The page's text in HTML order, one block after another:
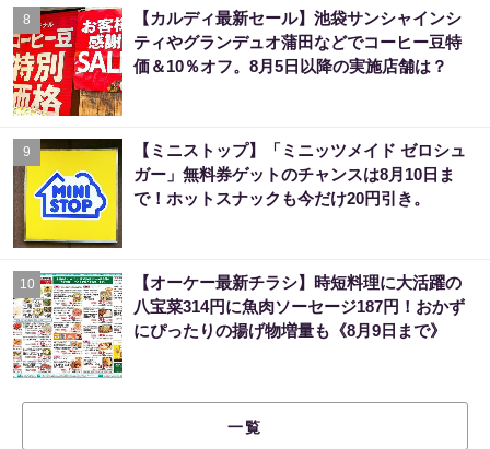
8
【カルディ最新セール】池袋サンシャインシ
ティやグランデュオ蒲田などでコーヒー豆特
価＆10％オフ。8月5日以降の実施店舗は？
9
【ミニストップ】「ミニッツメイド ゼロシュ
ガー」無料券ゲットのチャンスは8月10日ま
で！ホットスナックも今だけ20円引き。
10
【オーケー最新チラシ】時短料理に大活躍の
八宝菜314円に魚肉ソーセージ187円！おかず
にぴったりの揚げ物増量も《8月9日まで》
一覧